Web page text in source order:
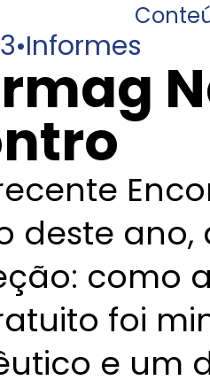
•Informes
deste ano,
como
foi
e um